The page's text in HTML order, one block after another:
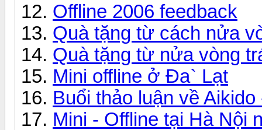
Offline 2006 feedback
Quà tặng từ cách nửa
Quà tặng từ nửa vòng
Mini offline ở Đa` Lạt
Buổi thảo luận về
Mini - Offline tại Hà Nội